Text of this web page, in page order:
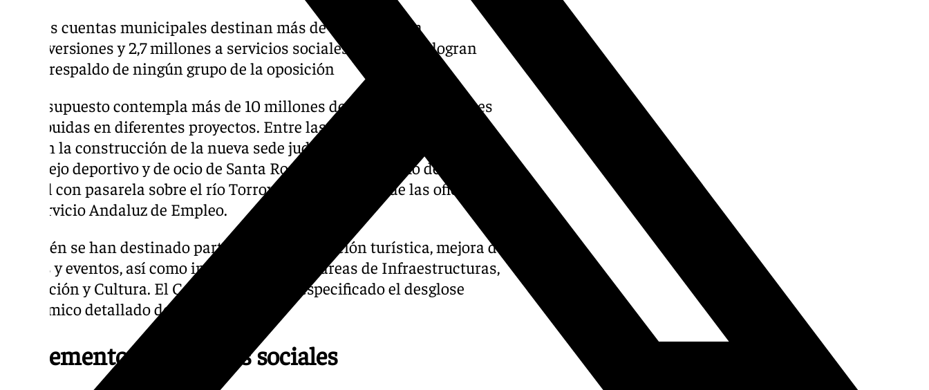
Las cuentas municipales destinan más de 10 millones a
inversiones y 2,7 millones a servicios sociales, aunque no logran
el respaldo de ningún grupo de la oposición
El presupuesto contempla más de 10 millones de euros en inversiones
distribuidas en diferentes proyectos. Entre las actuaciones previstas
figuran la construcción de la nueva sede judicial, la segunda fase del
complejo deportivo y de ocio de Santa Rosa, un nuevo tramo de la Senda
Litoral con pasarela sobre el río Torrox y la ampliación de las oficinas
del Servicio Andaluz de Empleo.
También se han destinado partidas para promoción turística, mejora de
fiestas y eventos, así como inversiones en las áreas de Infraestructuras,
Educación y Cultura. El Consistorio no ha especificado el desglose
económico detallado de cada proyecto.
Incremento en políticas sociales